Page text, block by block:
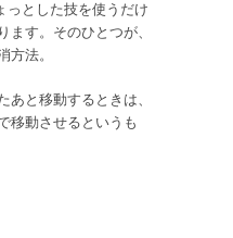
っとした技を使うだけ
ます。そのひとつが、
方法。
あと移動するときは、
移動させるというも